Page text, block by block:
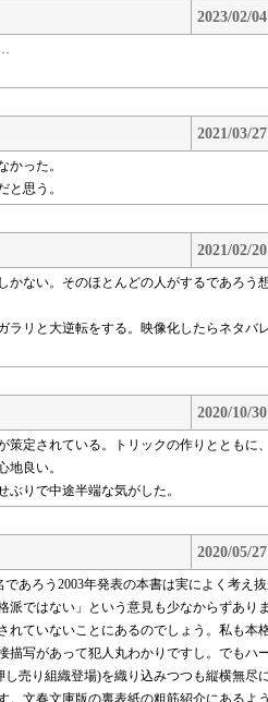
2023/02/
2021/03/
かった。
と思う。
2021/02/
ない。そのほとんどの人がするであろう
ラリと大逆転をする。映像化したらネタバ
2020/10/
策定されている。トリックの作りとともに
地良い。
りで中途半端な気がした。
2020/05/
あろう2003年発表の本書は実によく考え
派ではない」という意見も少なからずあり
れていないことにあるのでしょう。私も本
写があって犯人丸わかりですし。でもハ
売り組織登場)を織り込みつつも縦横無尽
。文春文庫版の裏表紙の粗筋紹介にあるよ